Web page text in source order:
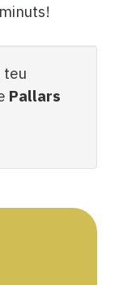
teu
Pallars